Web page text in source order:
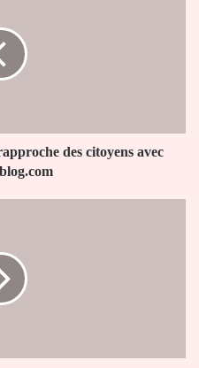
des citoyens avec